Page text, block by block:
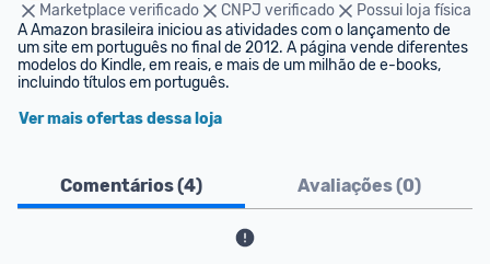
Marketplace verificado
CNPJ verificado
Possui loja física
A Amazon brasileira iniciou as atividades com o lançamento de
um site em português no final de 2012. A página vende diferentes
modelos do Kindle, em reais, e mais de um milhão de e-books,
incluindo títulos em português.
Ver mais ofertas dessa loja
Comentários (4) Avaliações (0)